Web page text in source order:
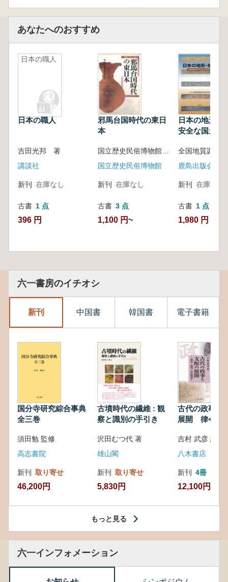
あなたへのおすすめ
日本の職人
日本の職人
吉田光邦 著
講談社
新刊 在庫なし
古書 1 点
396 円
邪馬台国時代の東日
本
国立歴史民俗博物館
新刊 在庫なし
古書 3 点
1,100 円~
日本の地形・
安全な国土の
鹿島出版会
新刊 在庫なし
古書 1 点
1,980 円
六一書房のイチオシ
新刊 中国書 韓国書 電子書籍
国分寺研究綜合事典
全三巻
須田勉 監修
高志書院
新刊 取り寄せ
46,200円
古墳時代の繊維 : 観
察と識別の手引き
沢田むつ代 著
雄山閣
新刊 取り寄せ
5,830円
古代の政事と
展開 律令・
吉村 武彦 編集
八木書店
新刊 4冊
12,100円
もっと見る
六一インフォメーション